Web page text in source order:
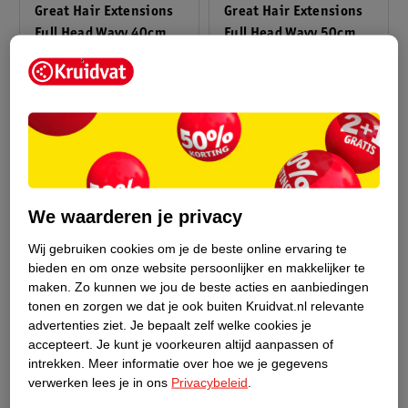
Great Hair Extensions
Full Head Wavy 40cm
#26, 1 stuk
Great Hair Extensions
Full Head Wavy 50cm
Great Hair Extensions
Verkoop via partner
van
199.
50 149.
25
Great Hair Extensions
Verkoop via partner
van
178 .
37 133 40
We waarderen je privacy
Wij gebruiken cookies om je de beste online ervaring te
bieden en om onze website persoonlijker en makkelijker te
maken. Zo kunnen we jou de beste acties en aanbiedingen
tonen en zorgen we dat je ook buiten Kruidvat.nl relevante
advertenties ziet. Je bepaalt zelf welke cookies je
accepteert. Je kunt je voorkeuren altijd aanpassen of
intrekken.
Meer informatie over hoe we je gegevens
verwerken lees je in ons Privacybeleid